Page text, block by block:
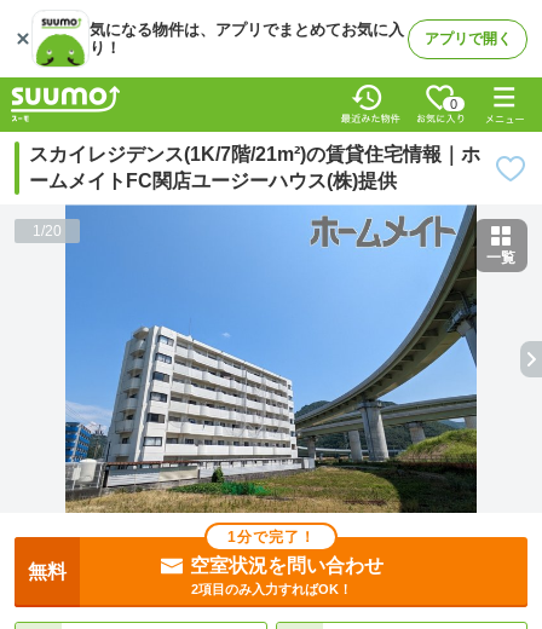
気になる物件は、アプリでまとめてお気に入
り！
アプリで開く
0
スカイレジデンス(1K/7階/21m²)の賃貸住宅情報｜ホ
ームメイトFC関店ユージーハウス(株)提供
1/20
一覧
1分で完了！
無料 空室状況を問い合わせ
2項目のみ入力すればOK！